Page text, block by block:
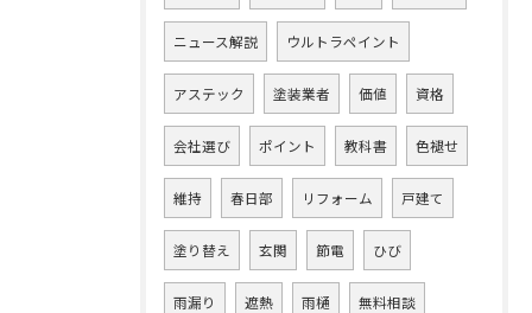
ニュース解説 ウルトラペイント
アステック 塗装業者 価値 資格
会社選び ポイント 教科書 色褪せ
維持 春日部 リフォーム 戸建て
塗り替え 玄関 節電 ひび
雨漏り 遮熱 雨樋 無料相談